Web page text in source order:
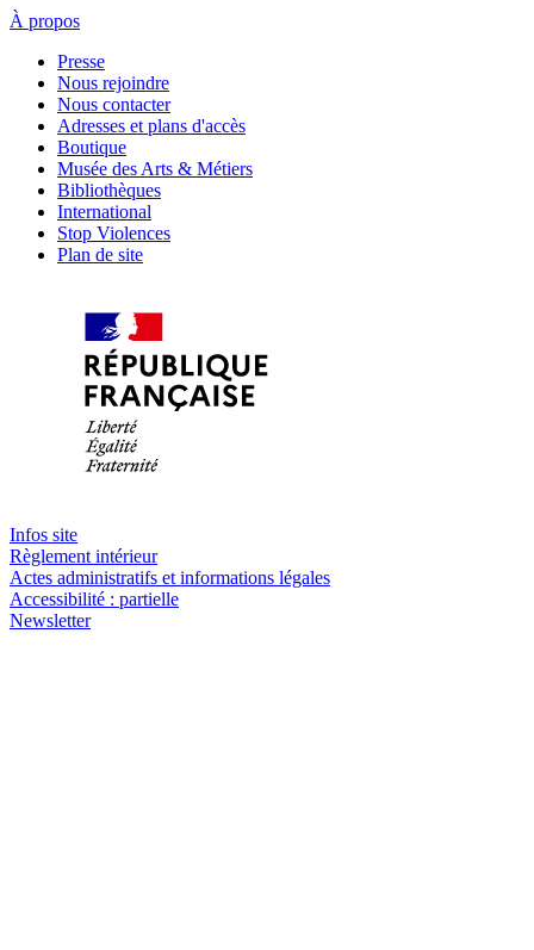
À propos
Presse
Nous rejoindre
Nous contacter
Adresses et plans d'accès
Boutique
Musée des Arts & Métiers
Bibliothèques
International
Stop Violences
Plan de site
Infos site
Règlement intérieur
Actes administratifs et informations légales
Accessibilité : partielle
Newsletter